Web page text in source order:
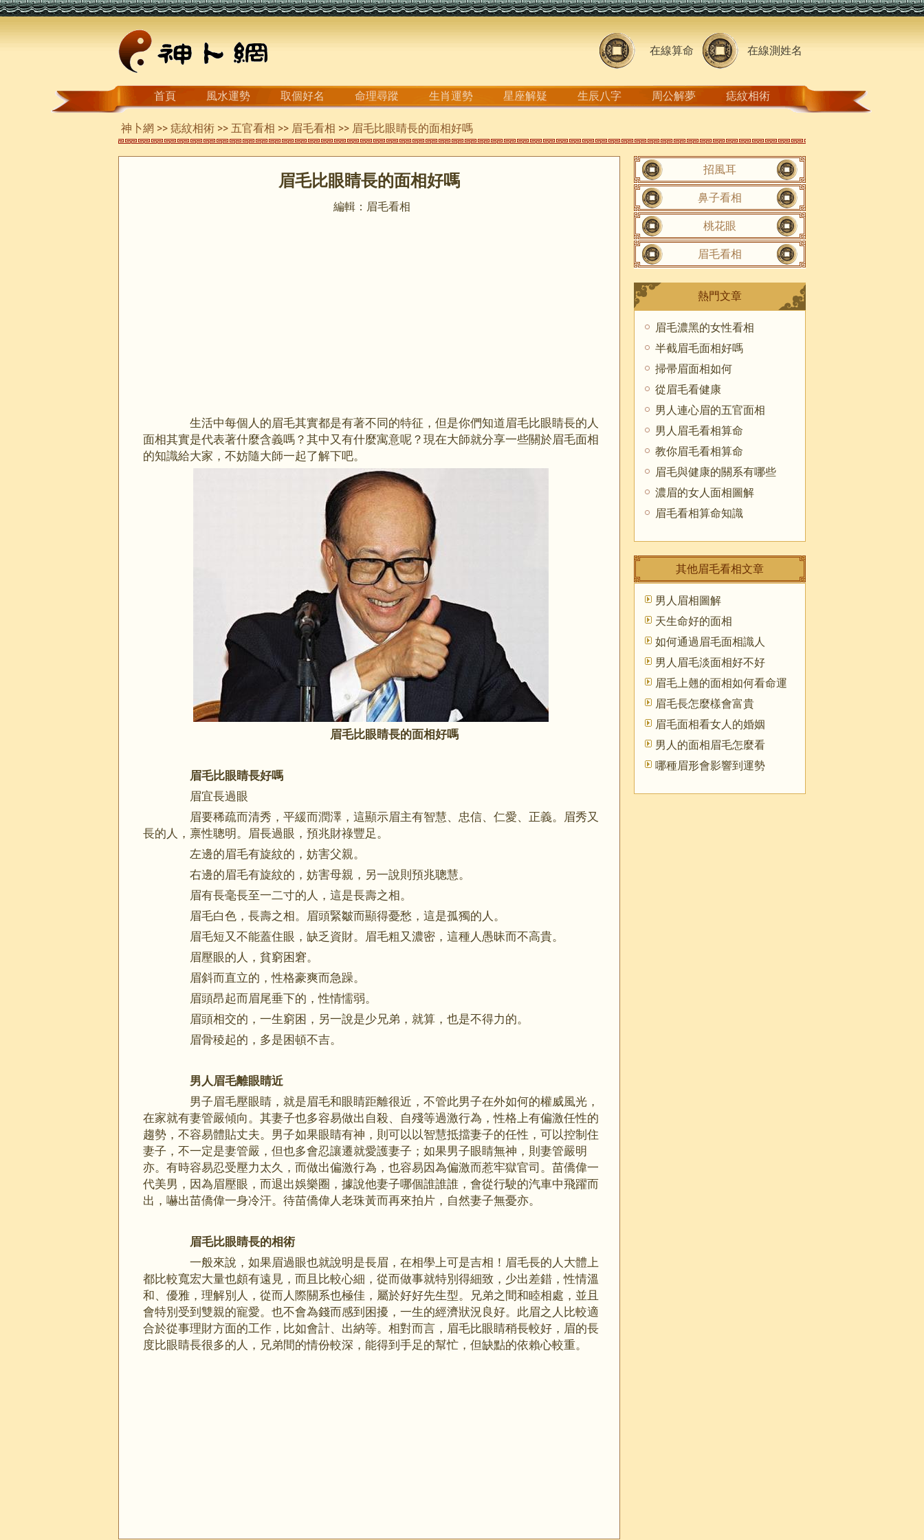
在線算命 在線測姓名
首頁 風水運勢 取個好名 命理尋蹤 生肖運勢 星座解疑 生辰八字 周公解夢 痣紋相術
神卜網 >> 痣紋相術 >> 五官看相 >> 眉毛看相 >> 眉毛比眼睛長的面相好嗎
眉毛比眼睛長的面相好嗎
編輯：眉毛看相
生活中每個人的眉毛其實都是有著不同的特征，但是你們知道眉毛比眼睛長的人
面相其實是代表著什麼含義嗎？其中又有什麼寓意呢？現在大師就分享一些關於眉毛面相
的知識給大家，不妨隨大師一起了解下吧。
眉毛比眼睛長的面相好嗎
眉毛比眼睛長好嗎
眉宜長過眼
眉要稀疏而清秀，平緩而潤澤，這顯示眉主有智慧、忠信、仁愛、正義。眉秀又
長的人，禀性聰明。眉長過眼，預兆財祿豐足。
左邊的眉毛有旋紋的，妨害父親。
右邊的眉毛有旋紋的，妨害母親，另一說則預兆聰慧。
眉有長毫長至一二寸的人，這是長壽之相。
眉毛白色，長壽之相。眉頭緊皺而顯得憂愁，這是孤獨的人。
眉毛短又不能蓋住眼，缺乏資財。眉毛粗又濃密，這種人愚昧而不高貴。
眉壓眼的人，貧窮困窘。
眉斜而直立的，性格豪爽而急躁。
眉頭昂起而眉尾垂下的，性情懦弱。
眉頭相交的，一生窮困，另一說是少兄弟，就算，也是不得力的。
眉骨稜起的，多是困頓不吉。
男人眉毛離眼睛近
男子眉毛壓眼睛，就是眉毛和眼睛距離很近，不管此男子在外如何的權威風光，
在家就有妻管嚴傾向。其妻子也多容易做出自殺、自殘等過激行為，性格上有偏激任性的
趨勢，不容易體貼丈夫。男子如果眼睛有神，則可以以智慧抵擋妻子的任性，可以控制住
妻子，不一定是妻管嚴，但也多會忍讓遷就愛護妻子；如果男子眼睛無神，則妻管嚴明
亦。有時容易忍受壓力太久，而做出偏激行為，也容易因為偏激而惹牢獄官司。苗僑偉一
代美男，因為眉壓眼，而退出娛樂圈，據說他妻子哪個誰誰誰，會從行駛的汽車中飛躍而
出，嚇出苗僑偉一身冷汗。待苗僑偉人老珠黃而再來拍片，自然妻子無憂亦。
眉毛比眼睛長的相術
一般來說，如果眉過眼也就說明是長眉，在相學上可是吉相！眉毛長的人大體上
都比較寬宏大量也頗有遠見，而且比較心細，從而做事就特別得細致，少出差錯，性情溫
和、優雅，理解別人，從而人際關系也極佳，屬於好好先生型。兄弟之間和睦相處，並且
會特別受到雙親的寵愛。也不會為錢而感到困擾，一生的經濟狀況良好。此眉之人比較適
合於從事理財方面的工作，比如會計、出納等。相對而言，眉毛比眼睛稍長較好，眉的長
度比眼睛長很多的人，兄弟間的情份較深，能得到手足的幫忙，但缺點的依賴心較重。
招風耳
鼻子看相
桃花眼
眉毛看相
熱門文章
眉毛濃黑的女性看相
半截眉毛面相好嗎
掃帚眉面相如何
從眉毛看健康
男人連心眉的五官面相
男人眉毛看相算命
教你眉毛看相算命
眉毛與健康的關系有哪些
濃眉的女人面相圖解
眉毛看相算命知識
其他眉毛看相文章
男人眉相圖解
天生命好的面相
如何通過眉毛面相識人
男人眉毛淡面相好不好
眉毛上翹的面相如何看命運
眉毛長怎麼樣會富貴
眉毛面相看女人的婚姻
男人的面相眉毛怎麼看
哪種眉形會影響到運勢